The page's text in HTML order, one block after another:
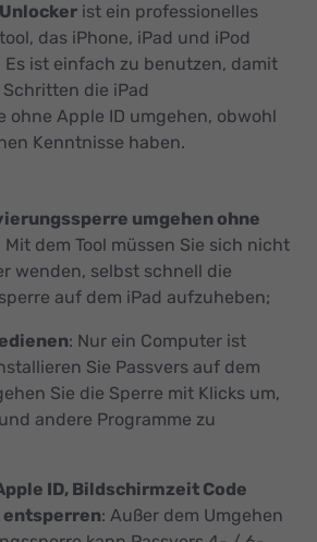
ist ein professionelles
das iPhone, iPad und iPod
ist einfach zu benutzen, damit
die iPad
ohne Apple ID umgehen, obwohl
Kenntnisse haben.
umgehen ohne
Mit dem Tool müssen Sie sich nicht
wenden, selbst schnell die
auf dem iPad aufzuheben;
: Nur ein Computer ist
Sie Passvers auf dem
Sie die Sperre mit Klicks um,
andere Programme zu
ID, Bildschirmzeit Code
: Außer dem Umgehen